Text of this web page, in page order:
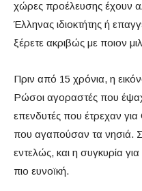
χώρες προέλευσης έχουν
Έλληνας ιδιοκτήτης ή
ξέρετε ακριβώς με ποιον
Πριν από 15 χρόνια, η
Ρώσοι αγοραστές που
επενδυτές που έτρεχαν για
που αγαπούσαν τα νησιά.
εντελώς, και η συγκυρία
πιο ευνοϊκή.